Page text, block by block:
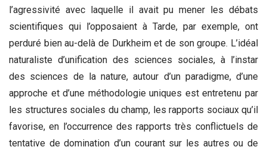
l’agressivité avec laquelle il avait pu mener les débats
scientifiques qui l’opposaient à Tarde, par exemple, ont
perduré bien au-delà de Durkheim et de son groupe. L’idéal
naturaliste d’unification des sciences sociales, à l’instar
des sciences de la nature, autour d’un paradigme, d’une
approche et d’une méthodologie uniques est entretenu par
les structures sociales du champ, les rapports sociaux qu’il
favorise, en l’occurrence des rapports très conflictuels de
tentative de domination d’un courant sur les autres ou de